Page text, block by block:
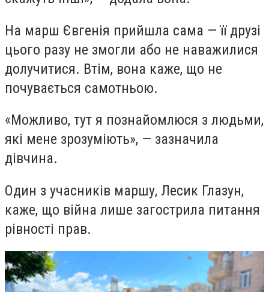
На марш Євгенія прийшла сама — її друзі
цього разу не змогли або не наважилися
долучитися. Втім, вона каже, що не
почувається самотньою.
«Можливо, тут я познайомлюся з людьми,
які мене зрозуміють», — зазначила
дівчина.
Один з учасників маршу, Лесик Глазун,
каже, що війна лише загострила питання
рівності прав.